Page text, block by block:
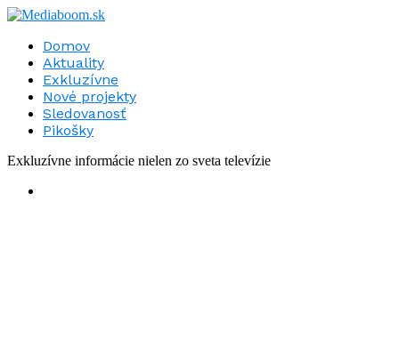
Domov
Aktuality
Exkluzívne
Nové projekty
Sledovanosť
Pikošky
Exkluzívne informácie nielen zo sveta televízie